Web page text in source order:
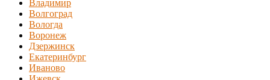
Владимир
Волгоград
Вологда
Воронеж
Дзержинск
Екатеринбург
Иваново